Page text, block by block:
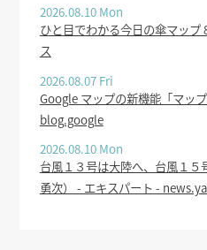
2026.08.10 Mon
ひと目でわかる今日の傘マップ
ス
2026.08.07 Fri
Google マップの新機能「マッ
blog.google
2026.08.10 Mon
台風１３号は大陸へ、台風１
勇次） - エキスパート -